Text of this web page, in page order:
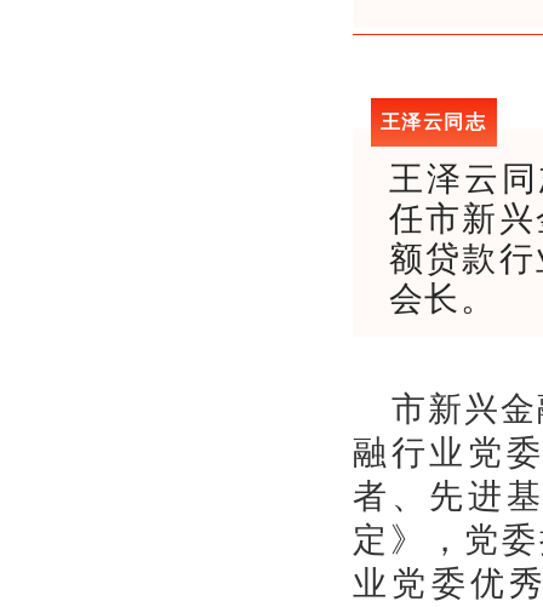
王泽云同志
王泽云
任市新
额贷款
会长。
市新兴
融行业党
者、先进
定》，党
业党委优